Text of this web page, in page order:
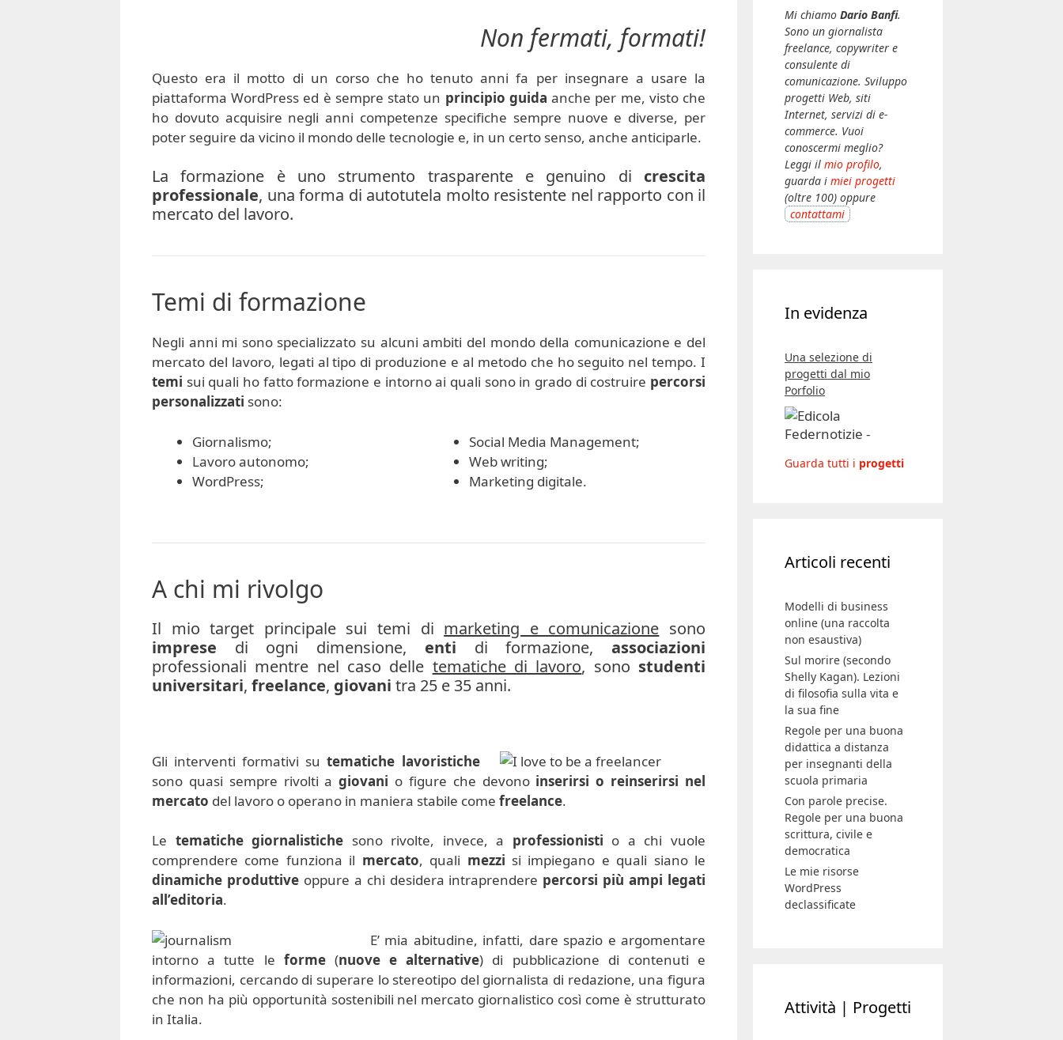
Non fermati, formati!
Questo era il motto di un corso che ho tenuto anni fa per insegnare a usare la
piattaforma WordPress ed è sempre stato un principio guida anche per me, visto che
ho dovuto acquisire negli anni competenze specifiche sempre nuove e diverse, per
poter seguire da vicino il mondo delle tecnologie e, in un certo senso, anche anticiparle.
La formazione è uno strumento trasparente e genuino di crescita
professionale, una forma di autotutela molto resistente nel rapporto con il
mercato del lavoro.
Temi di formazione
Negli anni mi sono specializzato su alcuni ambiti del mondo della comunicazione e del
mercato del lavoro, legati al tipo di produzione e al metodo che ho seguito nel tempo. I
temi sui quali ho fatto formazione e intorno ai quali sono in grado di costruire percorsi
personalizzati sono:
Giornalismo;
Lavoro autonomo;
WordPress;
Social Media Management;
Web writing;
Marketing digitale.
A chi mi rivolgo
Il mio target principale sui temi di marketing e comunicazione sono
imprese di ogni dimensione, enti di formazione,associazioni
professionali mentre nel caso delle tematiche di lavoro, sono studenti
universitari, freelance, giovani tra 25 e 35 anni.
Gli interventi formativi sutematiche lavoristiche
sono quasi sempre rivolti agiovani o figure che devono inserirsi o reinserirsi nel
mercato del lavoro o operano in maniera stabile come freelance.
Le tematiche giornalistiche sono rivolte, invece, a professionisti o a chi vuole
comprendere come funziona il mercato, quali mezzi si impiegano e quali siano le
dinamiche produttiveoppure a chi desidera intraprendere percorsi più ampi legati
all’editoria.
E’ mia abitudine, infatti, dare spazio e argomentare
intorno a tutte le forme(nuove e alternative) di pubblicazione di contenuti e
informazioni, cercando di superare lo stereotipo del giornalista di redazione, una figura
che non ha più opportunità sostenibili nel mercato giornalistico così come è strutturato
in Italia.
Mi chiamo Dario Banfi.
Sono un giornalista
freelance, copywriter e
consulente di
comunicazione. Sviluppo
progetti Web, siti
Internet, servizi di e-
commerce. Vuoi
conoscermi meglio?
Leggi il mio profilo,
guarda i miei progetti
(oltre 100) oppure
contattami
In evidenza
Una selezione di
progetti dal mio
Porfolio
Guarda tutti i progetti
Articoli recenti
Modelli di business
online (una raccolta
non esaustiva)
Sul morire (secondo
Shelly Kagan). Lezioni
di filosofia sulla vita e
la sua fine
Regole per una buona
didattica a distanza
per insegnanti della
scuola primaria
Con parole precise.
Regole per una buona
scrittura, civile e
democratica
Le mie risorse
WordPress
declassificate
Attività | Progetti